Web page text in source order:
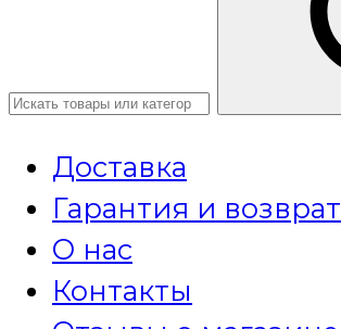
Доставка
Гарантия и возврат
О нас
Контакты